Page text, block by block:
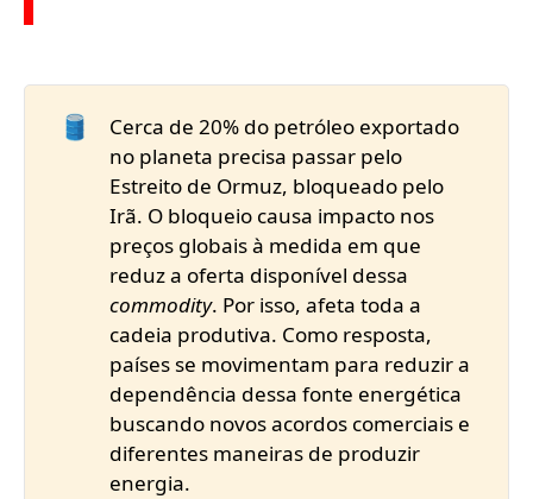
🛢️
Cerca de 20% do petróleo exportado
no planeta precisa passar pelo
Estreito de Ormuz, bloqueado pelo
Irã. O bloqueio causa impacto nos
preços globais à medida em que
reduz a oferta disponível dessa
commodity. Por isso, afeta toda a
cadeia produtiva. Como resposta,
países se movimentam para reduzir a
dependência dessa fonte energética
buscando novos acordos comerciais e
diferentes maneiras de produzir
energia.